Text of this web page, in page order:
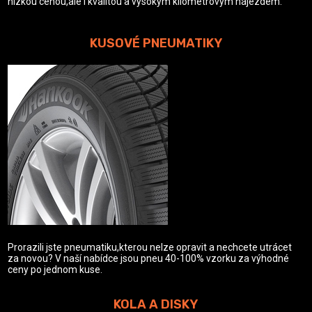
KUSOVÉ PNEUMATIKY
Prorazili jste pneumatiku,kterou nelze opravit a nechcete utrácet
za novou? V naší nabídce jsou pneu 40-100% vzorku za výhodné
ceny po jednom kuse.
KOLA A DISKY